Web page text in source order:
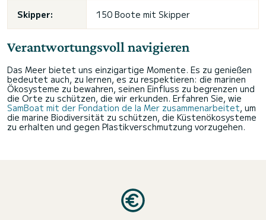
Skipper: 150 Boote mit Skipper
Verantwortungsvoll navigieren
Das Meer bietet uns einzigartige Momente. Es zu genießen
bedeutet auch, zu lernen, es zu respektieren: die marinen
Ökosysteme zu bewahren, seinen Einfluss zu begrenzen und
die Orte zu schützen, die wir erkunden. Erfahren Sie, wie
SamBoat mit der Fondation de la Mer zusammenarbeitet, um
die marine Biodiversität zu schützen, die Küstenökosysteme
zu erhalten und gegen Plastikverschmutzung vorzugehen.